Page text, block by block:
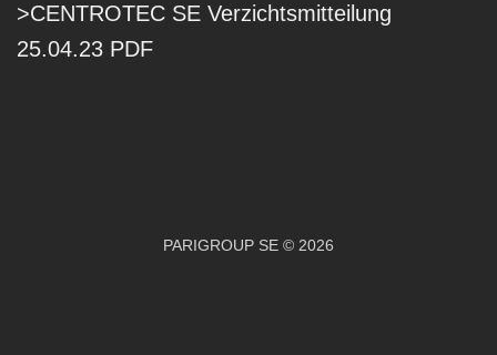
>CENTROTEC SE Verzichtsmitteilung
25.04.23 PDF
PARIGROUP SE © 2026